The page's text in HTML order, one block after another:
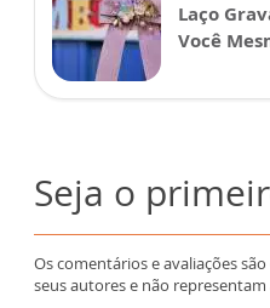
Laço
Você
Seja o
Os comentários e avaliações
seus autores e não